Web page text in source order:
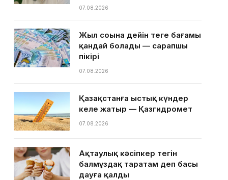
07.08.2026
Жыл соңына дейін теңге бағамы
қандай болады — сарапшы
пікірі
07.08.2026
Қазақстанға ыстық күндер
келе жатыр — Қазгидромет
07.08.2026
Ақтаулық кәсіпкер тегін
балмұздақ таратам деп басы
дауға қалды